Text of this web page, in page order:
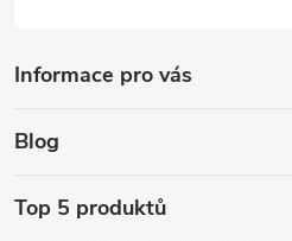
Informace pro vás
Blog
Top 5 produktů